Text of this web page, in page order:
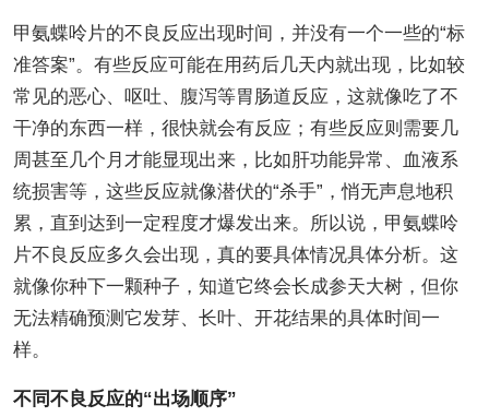
甲氨蝶呤片的不良反应出现时间，并没有一个一些的“标
准答案”。有些反应可能在用药后几天内就出现，比如较
常见的恶心、呕吐、腹泻等胃肠道反应，这就像吃了不
干净的东西一样，很快就会有反应；有些反应则需要几
周甚至几个月才能显现出来，比如肝功能异常、血液系
统损害等，这些反应就像潜伏的“杀手”，悄无声息地积
累，直到达到一定程度才爆发出来。所以说，甲氨蝶呤
片不良反应多久会出现，真的要具体情况具体分析。这
就像你种下一颗种子，知道它终会长成参天大树，但你
无法精确预测它发芽、长叶、开花结果的具体时间一
样。
不同不良反应的“出场顺序”